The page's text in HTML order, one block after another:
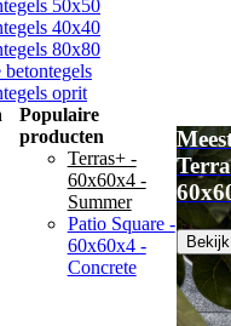
50x50
40x40
80x80
betontegels
oprit
Populaire
producten
Terras+ -
60x60x4 -
Summer
Patio Square -
60x60x4 -
Concrete